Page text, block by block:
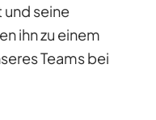
seine
ihn zu einem
Teams bei